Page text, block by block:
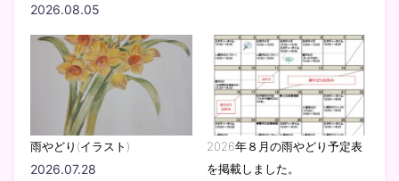
2026.08.05
雨やどり(イラスト)
2026.07.28
2026年８月の雨やどり予定表
を掲載しました。